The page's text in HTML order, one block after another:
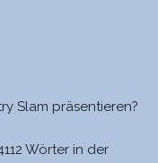
Slam präsentieren?
Wörter in der